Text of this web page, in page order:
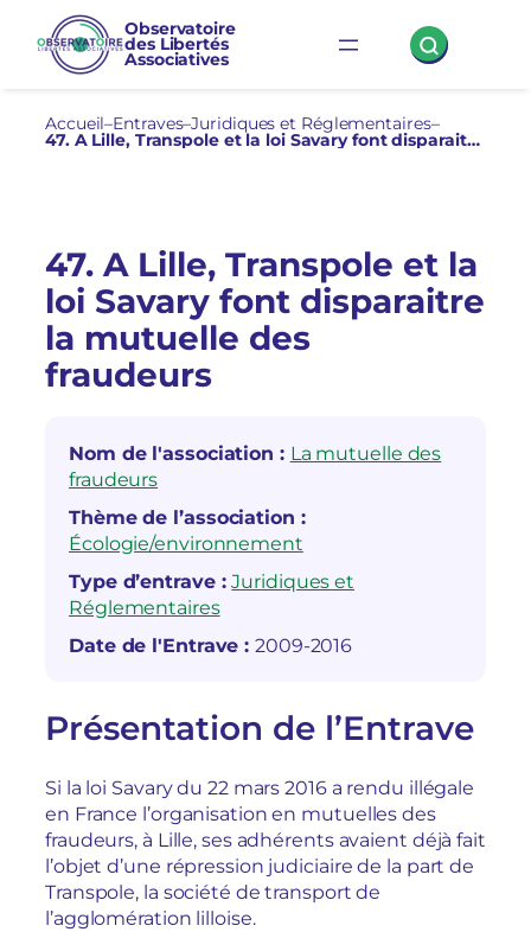
contenu
Observatoire
des Libertés
Associatives
Accueil–Entraves–Juridiques et Réglementaires–
47. A Lille, Transpole et la loi Savary font disparaitre la mutuelle des fraudeurs
47. A Lille, Transpole et la
loi Savary font disparaitre
la mutuelle des
fraudeurs
Nom de l'association : La mutuelle des
fraudeurs
Thème de l’association :
Écologie/environnement
Type d’entrave :Juridiques et
Réglementaires
Date de l'Entrave : 2009-2016
Présentation de l’Entrave
Si la loi Savary du 22 mars 2016 a rendu illégale
en France l’organisation en mutuelles des
fraudeurs, à Lille, ses adhérents avaient déjà fait
l’objet d’une répression judiciaire de la part de
Transpole, la société de transport de
l’agglomération lilloise.